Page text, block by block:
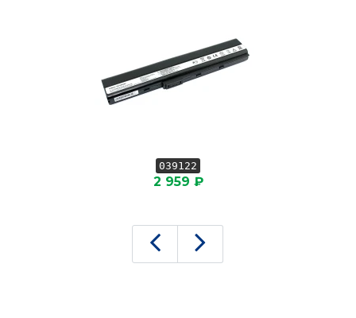
039122
2 959 ₽